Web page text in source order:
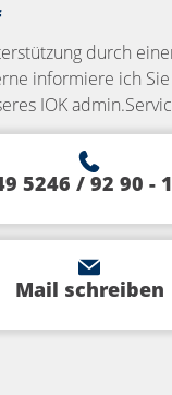
durch
informiere ich
IOK
5246 / 92 90 -
Mail schreiben